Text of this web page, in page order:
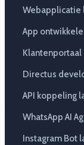
Webapplicatie
App
Directus
API koppeling
WhatsApp AI
Instagram Bot